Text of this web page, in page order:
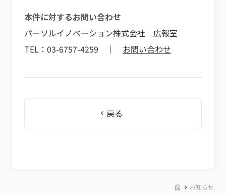
本件に対するお問い合わせ
パーソルイノベーション株式会社 広報室
TEL：03-6757-4259 ｜ お問い合わせ
戻る
お知らせ